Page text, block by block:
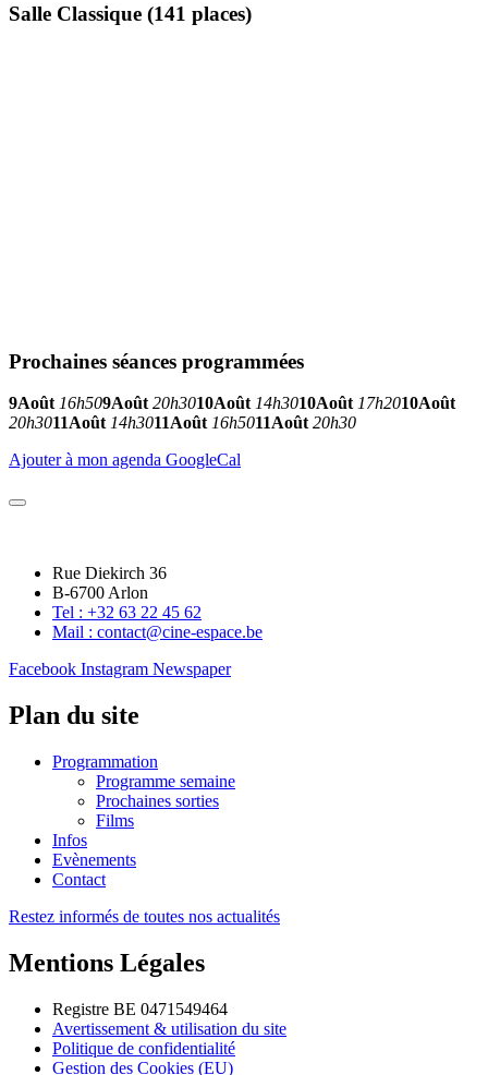
Salle Classique (141 places)
Prochaines séances programmées
9Août 16h509Août 20h3010Août 14h3010Août 17h2010Août
20h3011Août 14h3011Août 16h5011Août 20h30
Ajouter à mon agenda GoogleCal
Rue Diekirch 36
B-6700 Arlon
Tel : +32 63 22 45 62
Mail : contact@cine-espace.be
Facebook Instagram Newspaper
Plan du site
Programmation
Programme semaine
Prochaines sorties
Films
Infos
Evènements
Contact
Restez informés de toutes nos actualités
Mentions Légales
Registre BE 0471549464
Avertissement & utilisation du site
Politique de confidentialité
Gestion des Cookies (EU)